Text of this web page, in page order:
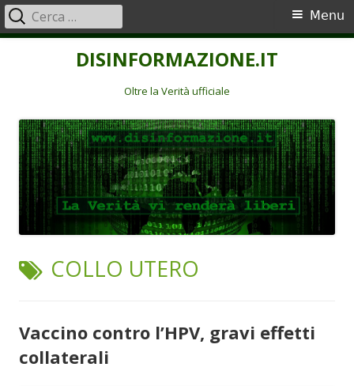
DISINFORMAZIONE.IT
Oltre la Verità ufficiale
Menu
principale
Menu
Ricerca
per:
TAG:
COLLO UTERO
Vaccino contro l’HPV, gravi effetti
collaterali